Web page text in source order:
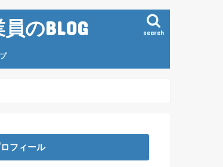
のBLOG search
フィール